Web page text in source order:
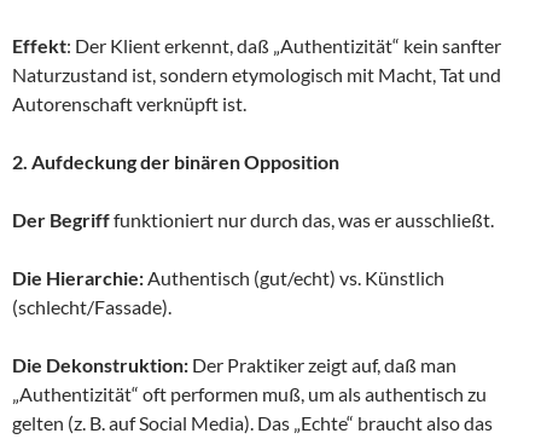
Effekt: Der Klient erkennt, daß „Authentizität“ kein sanfter
Naturzustand ist, sondern etymologisch mit Macht, Tat und
Autorenschaft verknüpft ist.
2. Aufdeckung der binären Opposition
Der Begrifffunktioniert nur durch das, was er ausschließt.
Die Hierarchie:Authentisch (gut/echt) vs. Künstlich
(schlecht/Fassade).
Die Dekonstruktion: Der Praktiker zeigt auf, daß man
„Authentizität“ oft performen muß, um als authentisch zu
gelten (z. B. auf Social Media). Das „Echte“ braucht also das